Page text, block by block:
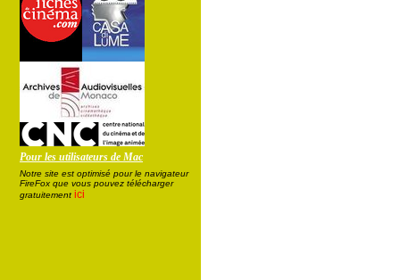
Pour les utilisateurs de Mac
Notre site est optimisé pour le navigateur
FireFox que vous pouvez télécharger
gratuitement ici